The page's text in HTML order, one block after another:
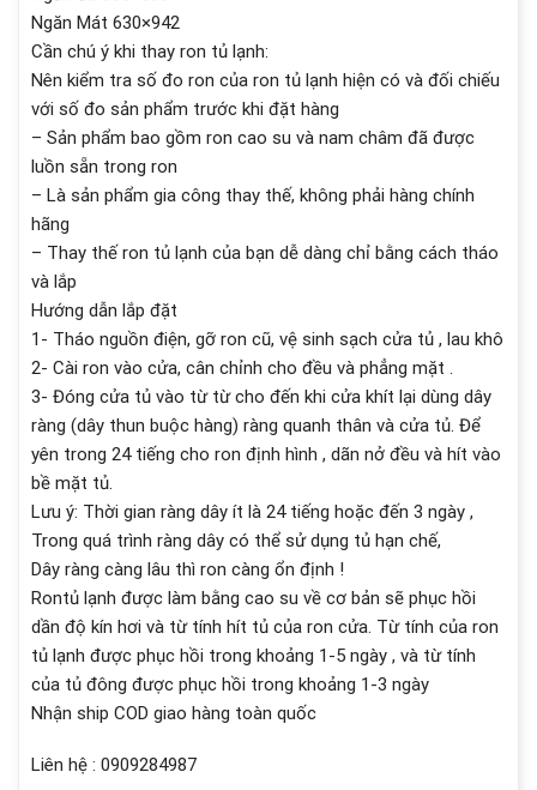
Ngăn Mát 630×942
Cần chú ý khi thay ron tủ lạnh:
Nên kiểm tra số đo ron của ron tủ lạnh hiện có và đối chiếu
với số đo sản phẩm trước khi đặt hàng
– Sản phẩm bao gồm ron cao su và nam châm đã được
luồn sẵn trong ron
– Là sản phẩm gia công thay thế, không phải hàng chính
hãng
– Thay thế ron tủ lạnh của bạn dễ dàng chỉ bằng cách tháo
và lắp
Hướng dẫn lắp đặt
1- Tháo nguồn điện, gỡ ron cũ, vệ sinh sạch cửa tủ , lau khô
2- Cài ron vào cửa, cân chỉnh cho đều và phẳng mặt .
3- Đóng cửa tủ vào từ từ cho đến khi cửa khít lại dùng dây
ràng (dây thun buộc hàng) ràng quanh thân và cửa tủ. Để
yên trong 24 tiếng cho ron định hình , dãn nở đều và hít vào
bề mặt tủ.
Lưu ý: Thời gian ràng dây ít là 24 tiếng hoặc đến 3 ngày ,
Trong quá trình ràng dây có thể sử dụng tủ hạn chế,
Dây ràng càng lâu thì ron càng ổn định !
Rontủ lạnh được làm bằng cao su về cơ bản sẽ phục hồi
dần độ kín hơi và từ tính hít tủ của ron cửa. Từ tính của ron
tủ lạnh được phục hồi trong khoảng 1-5 ngày , và từ tính
của tủ đông được phục hồi trong khoảng 1-3 ngày
Nhận ship COD giao hàng toàn quốc
Liên hệ : 0909284987